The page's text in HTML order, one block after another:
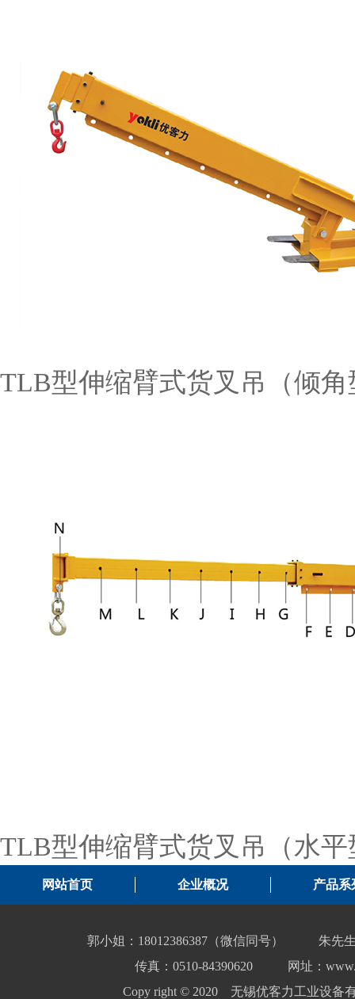
TLB型伸缩臂式货叉吊（倾角
TLB型伸缩臂式货叉吊（水平
网站首页 企业概况 产品系
郭小姐：18012386387（微信同号）
朱先
传真：0510-84390620
网址：
Copy right © 2020 无锡优客力工业设备